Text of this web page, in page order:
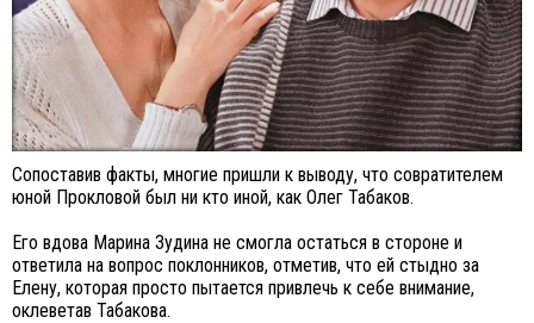
Сопоставив факты, многие пришли к выводу, что совратителем
юной Прокловой был ни кто иной, как Олег Табаков.
Его вдова Марина Зудина не смогла остаться в стороне и
ответила на вопрос поклонников, отметив, что ей стыдно за
Елену, которая просто пытается привлечь к себе внимание,
оклеветав Табакова.